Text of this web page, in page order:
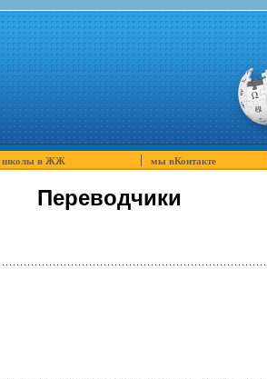
школы в ЖЖ мы вКонтакте
Переводчики